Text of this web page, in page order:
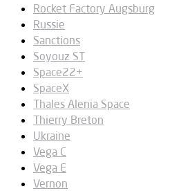
Rocket Factory Augsburg
Russie
Sanctions
Soyouz ST
Space22+
SpaceX
Thales Alenia Space
Thierry Breton
Ukraine
Vega C
Vega E
Vernon